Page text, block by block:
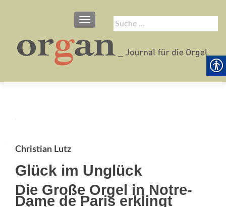
Suche
nach:
SCHALTE NAVIGATION
Christian Lutz
Glück im Unglück
Die Große Orgel in Notre-
Dame de Paris erklingt